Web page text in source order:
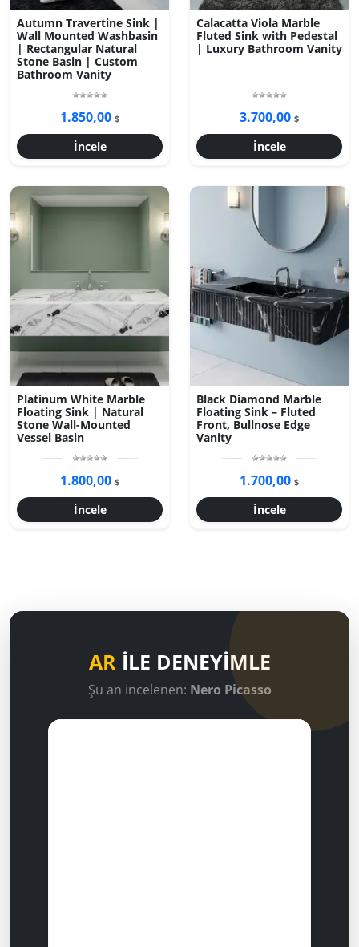
Autumn Travertine Sink |
Wall Mounted Washbasin
| Rectangular Natural
Stone Basin | Custom
Bathroom Vanity
1.850,00 $
İncele
Calacatta Viola Marble
Fluted Sink with Pedestal
| Luxury Bathroom Vanity
3.700,00 $
İncele
Platinum White Marble
Floating Sink | Natural
Stone Wall-Mounted
Vessel Basin
1.800,00 $
İncele
Black Diamond Marble
Floating Sink – Fluted
Front, Bullnose Edge
Vanity
1.700,00 $
İncele
AR İLE DENEYİMLE
Şu an incelenen: Nero Picasso